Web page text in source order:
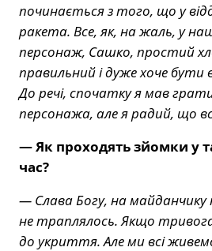
починається з того, що у
ракета. Все, як, на жаль, у
персонаж, Сашко, простий
правильний і дуже хоче бути
До речі, спочатку я мав
персонажа, але я радий, що
— Як проходять зйомки у
час?
— Слава Богу, на майданчику
не траплялось. Якщо
до укриття. Але ми всі